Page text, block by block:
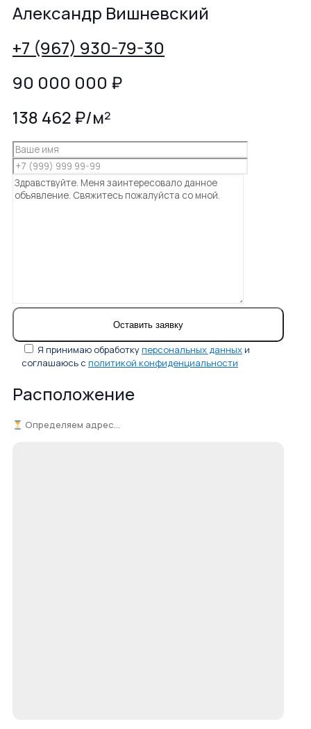
Александр Вишневский
+7 (967) 930-79-30
90 000 000 ₽
138 462 ₽/м²
Я принимаю обработкуперсональных данных и
соглашаюсь с политикой конфиденциальности
Расположение
Определяем адрес...